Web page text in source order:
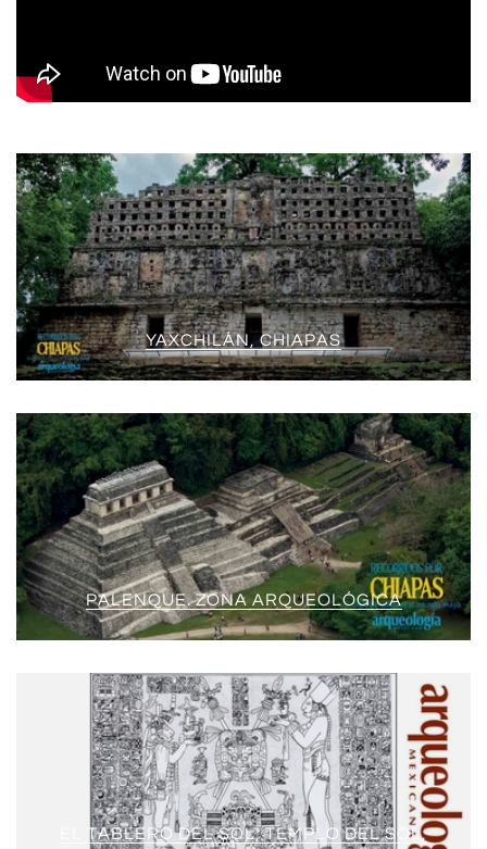
YAXCHILÁN, CHIAPAS
PALENQUE. ZONA ARQUEOLÓGICA
EL TABLERO DEL SOL, TEMPLO DEL SOL,